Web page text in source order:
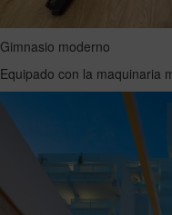
Gimnasio moderno
Equipado con la maquinaria